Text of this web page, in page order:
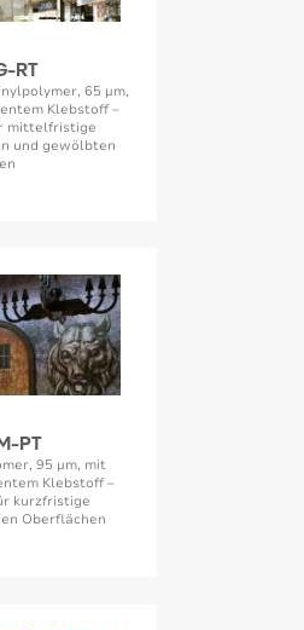
RT
65 µm,
Klebstoff –
mittelfristige
und gewölbten
PT
95 µm, mit
Klebstoff –
kurzfristige
Oberflächen